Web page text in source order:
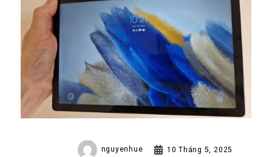
nguyenhue 10 Tháng 5, 2025